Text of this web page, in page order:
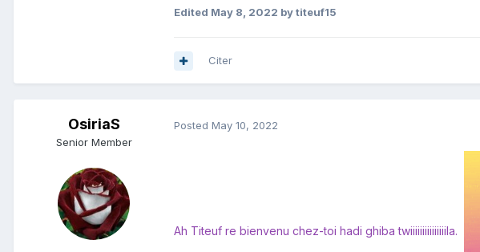
Edited May 8, 2022 by titeuf15
Citer
OsiriaS
Senior Member
Posted May 10, 2022
Ah Titeuf re bienvenu chez-toi hadi ghiba twiiiiiiiiiiiiiiila.